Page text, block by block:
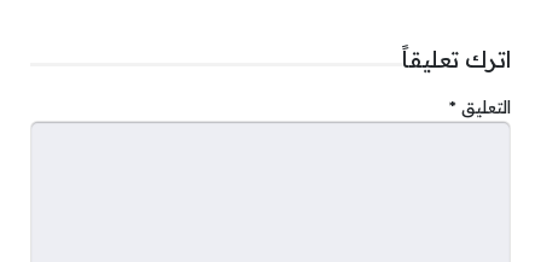
اترك تعليقاً
التعليق *